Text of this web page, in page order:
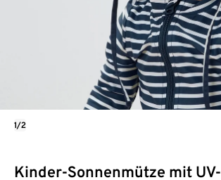
Kinder-Sonnenmütze mit UV-
1/2